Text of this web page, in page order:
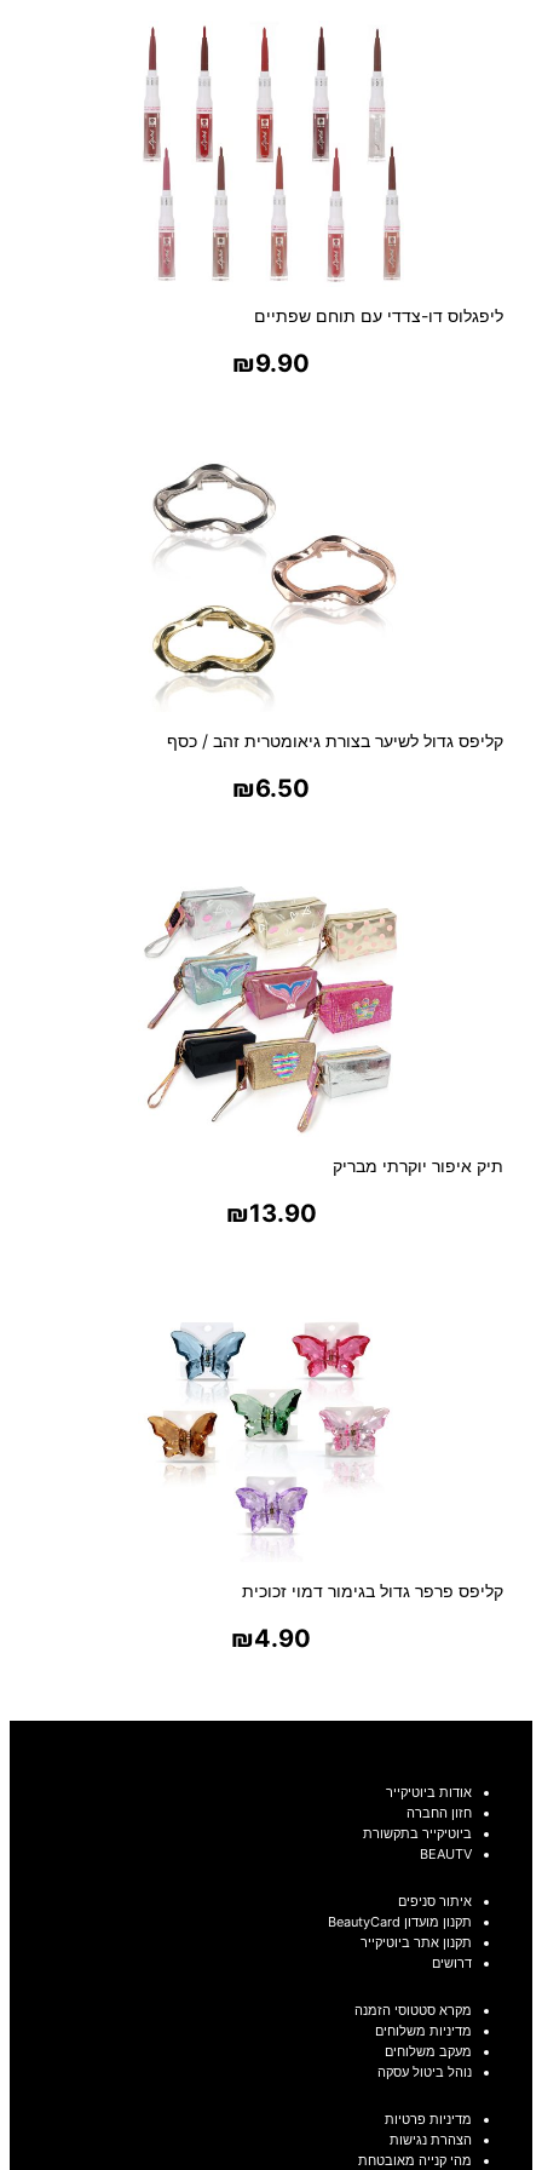
ליפגלוס דו-צדדי עם תוחם שפתיים
₪9.90
קליפס גדול לשיער בצורת גיאומטרית זהב / כסף
₪6.50
תיק איפור יוקרתי מבריק
₪13.90
קליפס פרפר גדול בגימור דמוי זכוכית
₪4.90
אודות ביוטיקייר
חזון החברה
ביוטיקייר בתקשורת
BEAUTV
איתור סניפים
תקנון מועדון BeautyCard
תקנון אתר ביוטיקייר
דרושים
מקרא סטטוסי הזמנה
מדיניות משלוחים
מעקב משלוחים
נוהל ביטול עסקה
מדיניות פרטיות
הצהרת נגישות
מהי קנייה מאובטחת